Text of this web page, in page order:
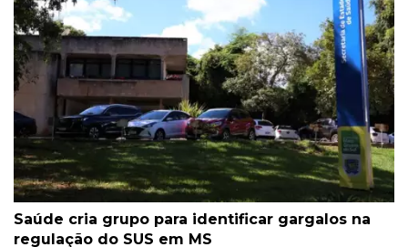
Saúde cria grupo para identificar gargalos na
regulação do SUS em MS